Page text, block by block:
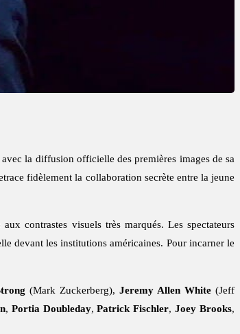
la diffusion officielle des premières images de sa
fidèlement la collaboration secrète entre la jeune
contrastes visuels très marqués. Les spectateurs
devant les institutions américaines. Pour incarner le
(Mark Zuckerberg),Jeremy Allen White (Jeff
, Portia Doubleday,Patrick Fischler,Joey Brooks,